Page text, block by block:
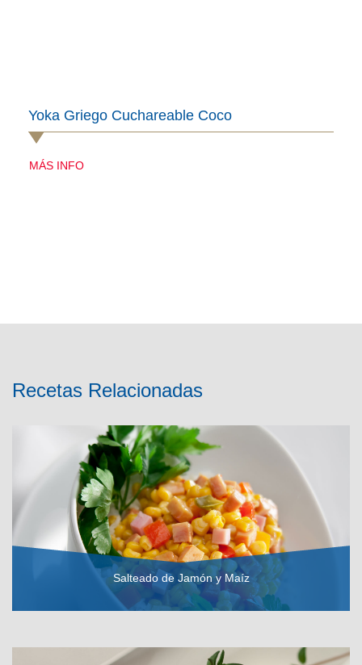
Yoka Griego Cuchareable Coco
MÁS INFO
Recetas Relacionadas
Salteado de Jamón y Maíz